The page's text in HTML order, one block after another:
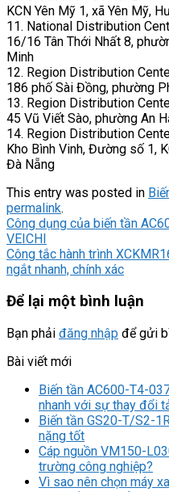
KCN Yên Mỹ 1, xã Yên Mỹ,
11. National Distribution
16/16 Tân Thới Nhất 8,
Minh
12. Region Distribution
186 phố Sài Đồng, phường
13. Region Distribution
45 Vũ Viết Sào, phường An
14. Region Distribution
Kho Bình Vinh, Đường số 1,
Đà Nẵng
This entry was posted in
permalink.
Công dụng của biến tần
VEICHI
Công tắc hành trình
ngắt nhanh, chính xác
Để lại một bình luận
Bạn phải đăng nhập để gửi
Bài viết mới
Biến tần AC600-T4-
nhanh với sự thay đổi
Biến tần GS20-T/S2-
nặng tốt
Cáp nguồn VM150-
trường công nghiệp?
Vì sao nên chọn máy